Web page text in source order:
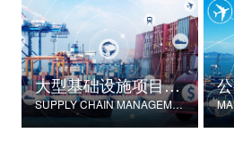
大型基础设施项目物资供应链管理
SUPPLY CHAIN MANAGEMENT FOR LARGE-SCALE INFRASTRUCTURE PROJECTS